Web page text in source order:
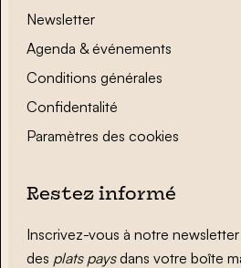
Newsletter
Agenda & événements
Conditions générales
Confidentalité
Paramètres des cookies
Restez informé
Inscrivez-vous à notre
des plats paysdans votre boîte